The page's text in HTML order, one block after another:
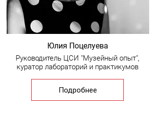
Юлия Поцелуева
Руководитель ЦСИ "Музейный опыт",
куратор лабораторий и практикумов
Подробнее